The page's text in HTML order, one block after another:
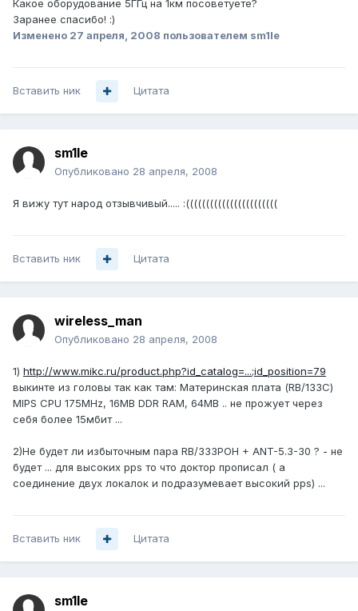
Какое оборудование 5ГГц на 1км посоветуете?
Заранее спасибо! :)
Изменено 27 апреля, 2008 пользователем sm1le
Вставить ник Цитата
sm1le
Опубликовано 28 апреля, 2008
Я вижу тут народ отзывчивый..... :(((((((((((((((((((((((
Вставить ник Цитата
wireless_man
Опубликовано 28 апреля, 2008
1) http://www.mikc.ru/product.php?id_catalog=...;id_position=79
выкинте из головы так как там: Материнская плата (RB/133С)
MIPS CPU 175MHz, 16MB DDR RAM, 64MB .. не прожует через
себя более 15мбит ...
2)Не будет ли избыточным пара RB/333POH + ANT-5.3-30 ? - не
будет ... для высоких pps то что доктор прописал ( а
соединение двух локалок и подразумевает высокий pps) ...
Вставить ник Цитата
sm1le